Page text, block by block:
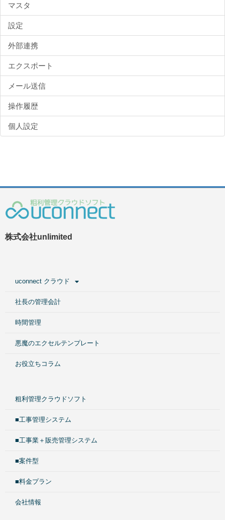
マスタ
設定
外部連携
エクスポート
メール送信
操作履歴
個人設定
株式会社unlimited
uconnect クラウド
社長の管理会計
時間管理
悪魔のエクセルテンプレート
お役立ちコラム
粗利管理クラウドソフト
■工事管理システム
■工事業＋販売管理システム
■案件型
■料金プラン
会社情報